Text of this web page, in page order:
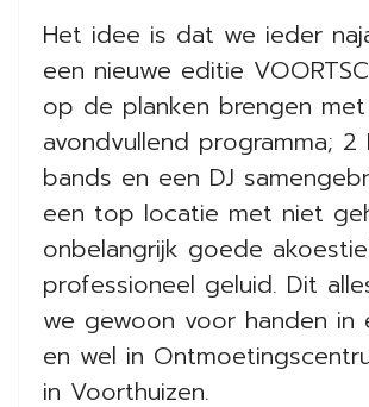
Het idee is dat we ieder
een nieuwe editie
op de planken brengen
avondvullend programma; 2
bands en een DJ
een top locatie met niet
onbelangrijk goede
professioneel geluid. Dit
we gewoon voor handen in
en wel in
in Voorthuizen.